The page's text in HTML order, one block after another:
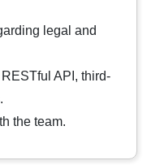
legal and
API, third-
the team.